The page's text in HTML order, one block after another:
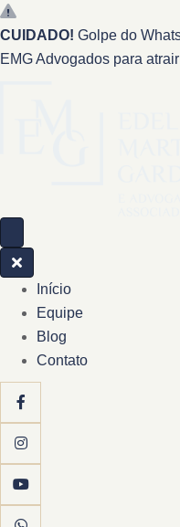
CUIDADO! Golpe do
EMG Advogados para
Início
Equipe
Blog
Contato